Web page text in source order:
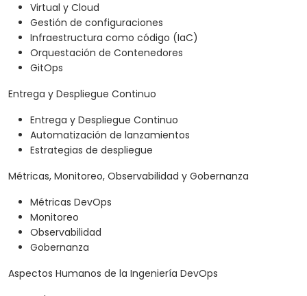
Virtual y Cloud
Gestión de configuraciones
Infraestructura como código (IaC)
Orquestación de Contenedores
GitOps
Entrega y Despliegue Continuo
Entrega y Despliegue Continuo
Automatización de lanzamientos
Estrategias de despliegue
Métricas, Monitoreo, Observabilidad y Gobernanza
Métricas DevOps
Monitoreo
Observabilidad
Gobernanza
Aspectos Humanos de la Ingeniería DevOps